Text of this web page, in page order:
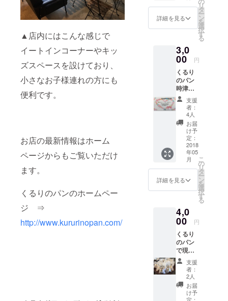
▲店内にはこんな感じで
イートインコーナーやキッ
ズスペースを設けており、
小さなお子様連れの方にも
便利です。
お店の最新情報はホーム
ページからもご覧いただけ
ます。
くるりのパンのホームペー
ジ ⇒
http://www.kururinopan.com/
です。
（※他の
できま
せ
ん。）
破損、
紛失し
た場合
の再発
行は致
しませ
んので
ご了承
願いま
す。 一
部割引
対象外
の商品
もござ
は店内
レジス
までお
尋ね下
さい。
です。
長崎県
産の小
麦を使
国産の
レモン
を皮か
ら果汁
までを
ふんだ
んに使
用し、
程よい
酸味と
しっと
りとし
た生地
で一度
食べた
ら病み
つきに
味しく
頂く為
に、冷
蔵庫で
冷やし
てお召
し上が
り頂く
ことを
お勧め
致しま
詳細を見る
リ
タ
ー
ン
を
選
択
す
る
3,0
00 円
くるり
のパン
時津
店、愛
宕店ど
ちらで
もご利
用いた
だける
FAAVO
限定の
お得な
カード
です。
お会計
時にこ
ドをレ
ジにご
提示頂
くと、
毎回お
買い上
げ商品
を10%
割引き
致しま
す。 有
支援
者：
4人
お届
け予
定：
2018
年05
月
詳細を見る
こ
の
リ
タ
ー
ン
を
選
択
す
る
4,0
00 円
くるり
のパン
で現
在、爆
発的な
人気の
レモン
ケーキ
の12個
支援
者：
2人
お届
け予